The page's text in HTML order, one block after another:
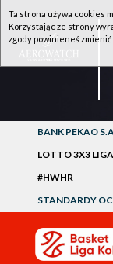
BANK PEKAO
LOTTO 3X3 LIGA
#HWHR
STANDARDY
Ta strona używa cookies
Korzystając ze strony
zgody powinieneś